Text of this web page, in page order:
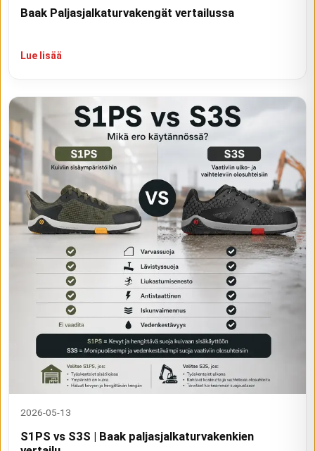
Baak Paljasjalkaturvakengät vertailussa
Lue lisää
2026-05-13
S1PS vs S3S | Baak paljasjalkaturvakenkien